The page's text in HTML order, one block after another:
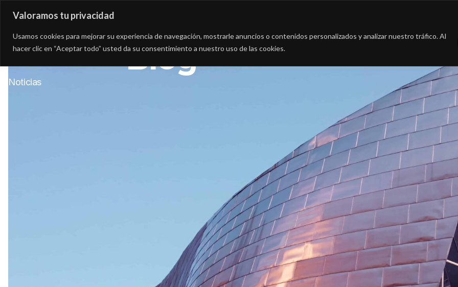
Valoramos tu privacidad
Usamos cookies para mejorar su experiencia de navegación, mostrarle anuncios o contenidos personalizados y analizar nuestro tráfico. Al
hacer clic en “Aceptar todo” usted da su consentimiento a nuestro uso de las cookies.
Blog
Noticias